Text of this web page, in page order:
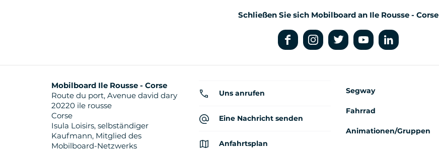
Schließen Sie sich Mobilboard an Ile Rousse - Corse
Mobilboard Ile Rousse - Corse
Route du port, Avenue david dary
20220 ile rousse
Corse
Isula Loisirs, selbständiger
Kaufmann, Mitglied des
Mobilboard-Netzwerks
Uns anrufen
Eine Nachricht senden
Anfahrtsplan
Segway
Fahrrad
Animationen/Gruppen